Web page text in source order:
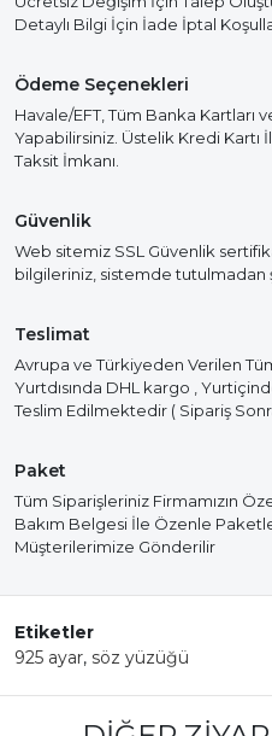
Detaylı Bilgi İçin İade İptal
Ödeme Seçenekleri
Havale/EFT, Tüm Banka Kartları
Yapabilirsiniz. Üstelik Kredi Kartı
Taksit İmkanı.
Güvenlik
Web sitemiz SSL Güvenlik
bilgileriniz, sistemde tutulmadan
Teslimat
Avrupa ve Türkiyeden Verilen
Yurtdısında DHL kargo ,
Teslim Edilmektedir ( Sipariş
Paket
Tüm Siparişleriniz Firmamızın
Bakım Belgesi İle Özenle
Müşterilerimize Gönderilir
Etiketler
925 ayar, söz yüzüğü